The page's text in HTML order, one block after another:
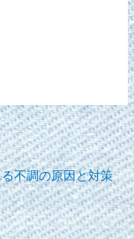
不調の原因と対策